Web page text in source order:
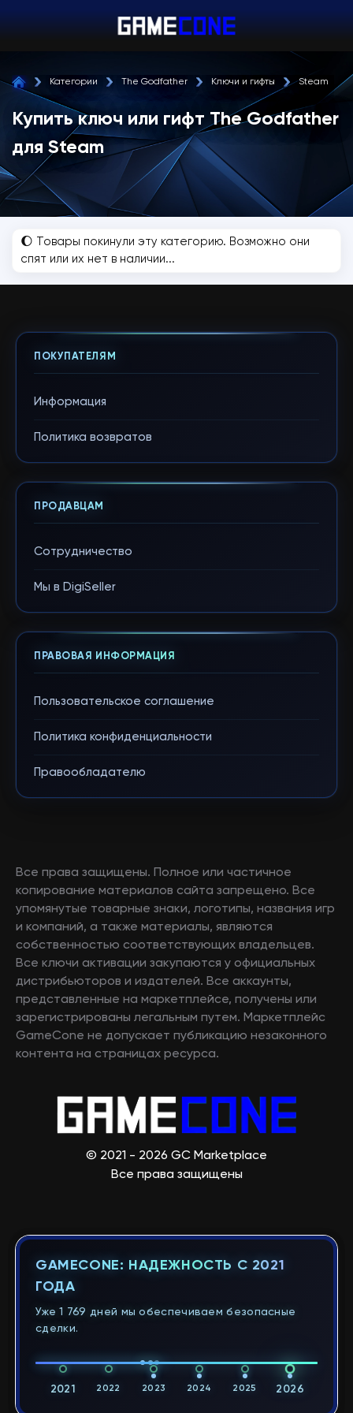
Категории The Godfather Ключи и гифты Steam
Купить ключ или гифт The Godfather
для Steam
🌔 Товары покинули эту категорию. Возможно они
спят или их нет в наличии...
ПОКУПАТЕЛЯМ
Информация
Политика возвратов
ПРОДАВЦАМ
Сотрудничество
Мы в DigiSeller
ПРАВОВАЯ ИНФОРМАЦИЯ
Пользовательское соглашение
Политика конфиденциальности
Правообладателю
Все права защищены. Полное или частичное
копирование материалов сайта запрещено. Все
упомянутые товарные знаки, логотипы, названия игр
и компаний, а также материалы, являются
собственностью соответствующих владельцев.
Все ключи активации закупаются у официальных
дистрибьюторов и издателей. Все аккаунты,
представленные на маркетплейсе, получены или
зарегистрированы легальным путем. Маркетплейс
GameCone не допускает публикацию незаконного
контента на страницах ресурса.
© 2021 - 2026 GC Marketplace
Все права защищены
GAMECONE: НАДЕЖНОСТЬ С 2021
ГОДА
Уже 1 769 дней мы обеспечиваем безопасные
сделки.
2021 2022 2023 2024 2025 2026